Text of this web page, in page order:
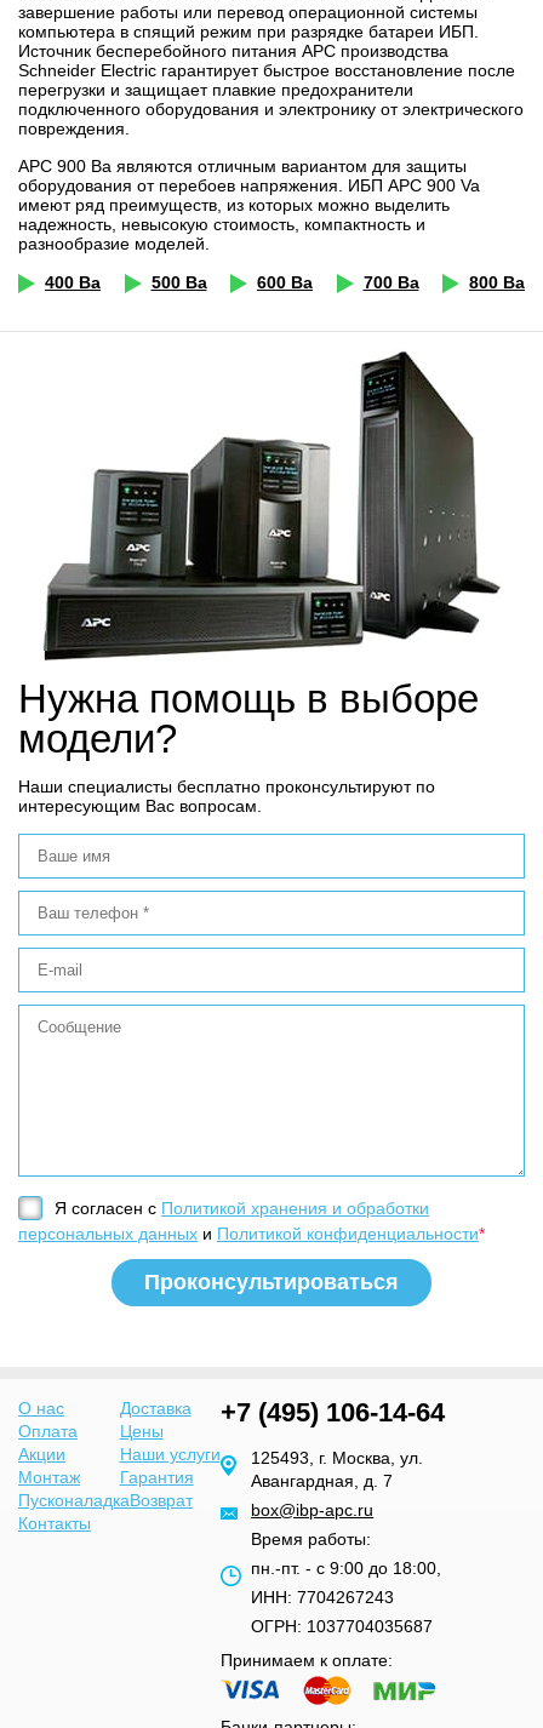
завершение работы или перевод операционной системы
компьютера в спящий режим при разрядке батареи ИБП.
Источник бесперебойного питания APC производства
Schneider Electric гарантирует быстрое восстановление после
перегрузки и защищает плавкие предохранители
подключенного оборудования и электронику от электрического
повреждения.
APC 900 Ва являются отличным вариантом для защиты
оборудования от перебоев напряжения. ИБП APC 900 Va
имеют ряд преимуществ, из которых можно выделить
надежность, невысокую стоимость, компактность и
разнообразие моделей.
400 Ва
500 Ва 600 Ва 700 Ва 800 Ва
Нужна помощь в выборе
модели?
Наши специалисты бесплатно проконсультируют по
интересующим Вас вопросам.
Я согласен с Политикой хранения и обработки
персональных данных и Политикой конфиденциальности*
О нас
Доставка
Оплата
Цены
Акции
Наши услуги
Монтаж
Гарантия
ПусконаладкаВозврат
Контакты
+7 (495) 106-14-64
125493, г. Москва, ул.
Авангардная, д. 7
box@ibp-apc.ru
Время работы:
пн.-пт. - с 9:00 до 18:00,
ИНН: 7704267243
ОГРН: 1037704035687
Принимаем к оплате: